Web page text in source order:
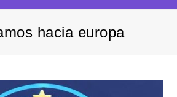
hacia europa